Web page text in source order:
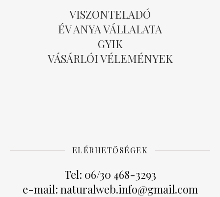
VISZONTELADÓ
ÉV ANYA VÁLLALATA
GYIK
VÁSÁRLÓI VÉLEMÉNYEK
ELÉRHETŐSÉGEK
Tel: 06/30 468-3293
e-mail: naturalweb.info@gmail.com